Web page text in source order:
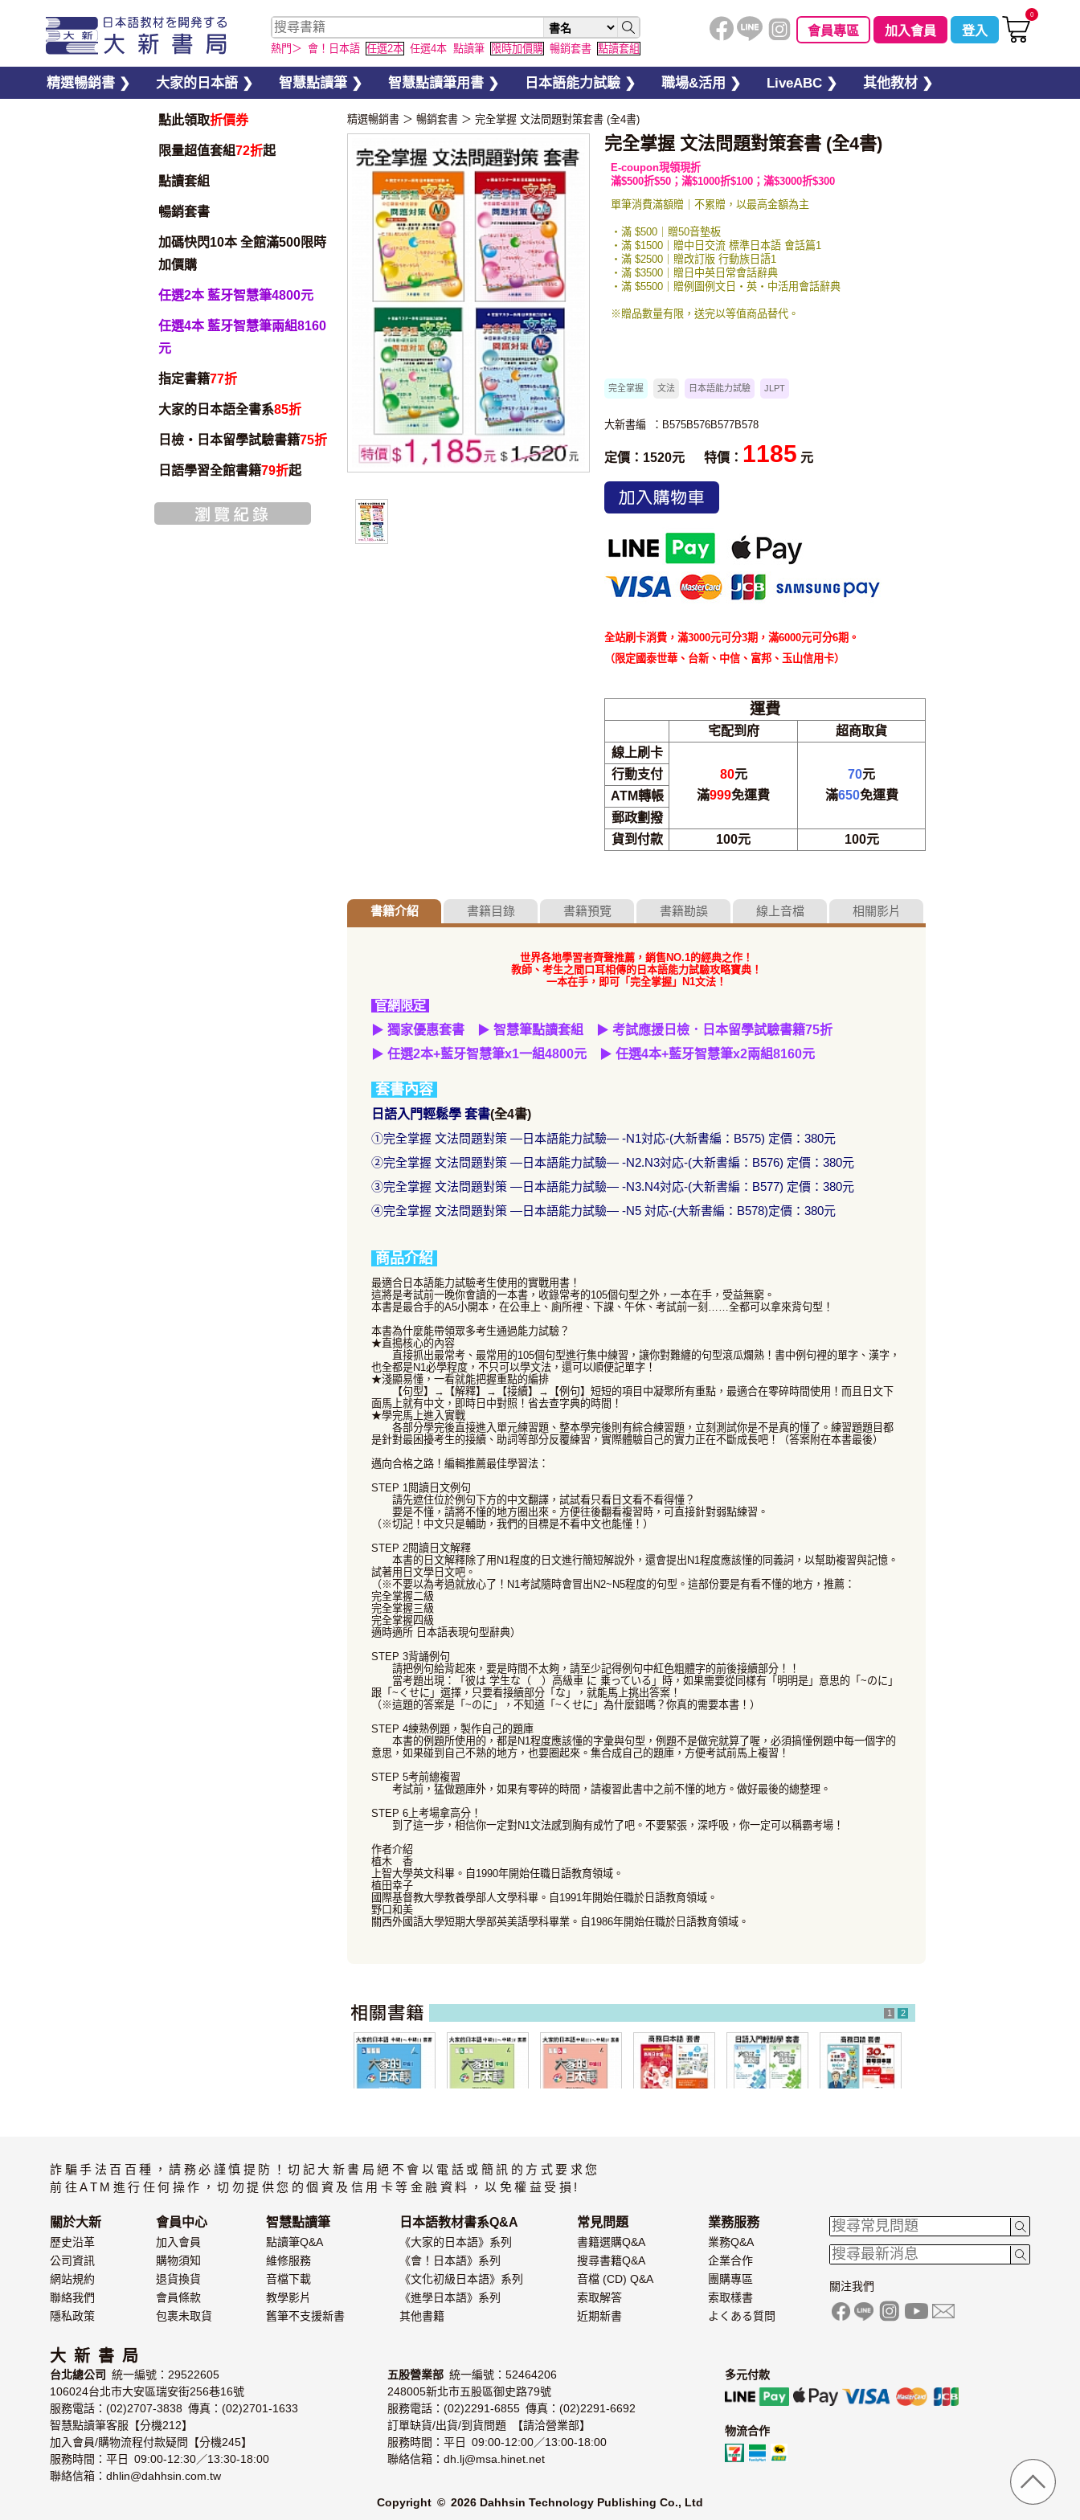
熱門＞ 會！日本語 任選2本 任選4本 點讀筆 限時加價購 暢銷套書 點讀套組
會員專區 加入會員 登入
0
精選暢銷書 ❯ 大家的日本語 ❯ 智慧點讀筆 ❯ 智慧點讀筆用書 ❯ 日本語能力試驗 ❯ 職場&活用 ❯ LiveABC ❯ 其他教材 ❯
點此領取折價券
限量超值套組72折起
點讀套組
暢銷套書
加碼快閃10本 全館滿500限時
加價購
任選2本 藍牙智慧筆4800元
任選4本 藍牙智慧筆兩組8160
元
指定書籍77折
大家的日本語全書系85折
日檢・日本留學試驗書籍75折
日語學習全館書籍79折起
精選暢銷書 ＞ 暢銷套書 ＞ 完全掌握 文法問題對策套書 (全4書)
完全掌握 文法問題對策套書 (全4書)
E-coupon現領現折
滿$500折$50；滿$1000折$100；滿$3000折$300
單筆消費滿額贈｜不累贈，以最高金額為主
・滿 $500｜贈50音墊板
・滿 $1500｜贈中日交流 標準日本語 會話篇1
・滿 $2500｜贈改訂版 行動族日語1
・滿 $3500｜贈日中英日常會話辭典
・滿 $5500｜贈例圖例文日・英・中活用會話辭典
※贈品數量有限，送完以等值商品替代。
完全掌握 文法 日本語能力試驗 JLPT
大新書編 ：B575B576B577B578
定價：1520元 特價： 1185 元
全站刷卡消費，滿3000元可分3期，滿6000元可分6期。
（限定國泰世華、台新、中信、富邦、玉山信用卡）
運費
宅配到府
超商取貨
線上刷卡
80元
滿999免運費
70元
滿650免運費
行動支付
ATM轉帳
郵政劃撥
貨到付款
100元 100元
書籍介紹 書籍目錄 書籍預覽 書籍勘誤 線上音檔 相關影片
世界各地學習者齊聲推薦，銷售NO.1的經典之作！
教師、考生之間口耳相傳的日本語能力試驗攻略寶典！
一本在手，即可「完全掌握」N1文法！
官網限定
▶ 獨家優惠套書 ▶ 智慧筆點讀套組 ▶ 考試應援日檢．日本留學試驗書籍75折
▶ 任選2本+藍牙智慧筆x1一組4800元 ▶ 任選4本+藍牙智慧筆x2兩組8160元
套書內容
日語入門輕鬆學 套書(全4書)
①完全掌握 文法問題對策 —日本語能力試驗— -N1対応-(大新書編：B575) 定價：380元
②完全掌握 文法問題對策 —日本語能力試驗— -N2.N3対応-(大新書編：B576) 定價：380元
③完全掌握 文法問題對策 —日本語能力試驗— -N3.N4対応-(大新書編：B577) 定價：380元
④完全掌握 文法問題對策 —日本語能力試驗— -N5 対応-(大新書編：B578)定價：380元
商品介紹
最適合日本語能力試驗考生使用的實戰用書！
這將是考試前一晚你會讀的一本書，收錄常考的105個句型之外，一本在手，受益無窮。
本書是最合手的A5小開本，在公車上、廁所裡、下課、午休、考試前一刻……全都可以拿來背句型！
本書為什麼能帶領眾多考生通過能力試驗？
★直搗核心的內容
直接抓出最常考、最常用的105個句型進行集中練習，讓你對難纏的句型滾瓜爛熟！書中例句裡的單字、漢字，
也全都是N1必學程度，不只可以學文法，還可以順便記單字！
★淺顯易懂，一看就能把握重點的編排
【句型】→【解釋】→【接續】→【例句】短短的項目中凝聚所有重點，最適合在零碎時間使用！而且日文下
面馬上就有中文，即時日中對照！省去查字典的時間！
★學完馬上進入實戰
各部分學完後直接進入單元練習題、整本學完後則有綜合練習題，立刻測試你是不是真的懂了。練習題題目都
是針對最困擾考生的接續、助詞等部分反覆練習，實際體驗自己的實力正在不斷成長吧！（答案附在本書最後）
邁向合格之路！編輯推薦最佳學習法：
STEP 1閱讀日文例句
請先遮住位於例句下方的中文翻譯，試試看只看日文看不看得懂？
要是不懂，請將不懂的地方圈出來。方便往後翻看複習時，可直接針對弱點練習。
（※切記！中文只是輔助，我們的目標是不看中文也能懂！）
STEP 2閱讀日文解釋
本書的日文解釋除了用N1程度的日文進行簡短解說外，還會提出N1程度應該懂的同義詞，以幫助複習與記憶。
試著用日文學日文吧。
（※不要以為考過就放心了！N1考試隨時會冒出N2~N5程度的句型。這部份要是有看不懂的地方，推薦：
完全掌握二級
完全掌握三級
完全掌握四級
適時適所 日本語表現句型辭典）
STEP 3背誦例句
請把例句給背起來，要是時間不太夠，請至少記得例句中紅色粗體字的前後接續部分！！
當考題出現：「彼は 学生な（ ）高級車 に 乗っている」時，如果需要從同樣有「明明是」意思的「~のに」
跟「~くせに」選擇，只要看接續部分「な」，就能馬上挑出答案！
（※這題的答案是「~のに」，不知道「~くせに」為什麼錯嗎？你真的需要本書！）
STEP 4練熟例題，製作自己的題庫
本書的例題所使用的，都是N1程度應該懂的字彙與句型，例題不是做完就算了喔，必須搞懂例題中每一個字的
意思，如果碰到自己不熟的地方，也要圈起來。集合成自己的題庫，方便考試前馬上複習！
STEP 5考前總複習
考試前，猛做題庫外，如果有零碎的時間，請複習此書中之前不懂的地方。做好最後的總整理。
STEP 6上考場拿高分！
到了這一步，相信你一定對N1文法感到胸有成竹了吧。不要緊張，深呼吸，你一定可以稱霸考場！
作者介紹
植木 香
上智大學英文科畢。自1990年開始任職日語教育領域。
植田幸子
國際基督教大學教養學部人文學科畢。自1991年開始任職於日語教育領域。
野口和美
關西外國語大學短期大學部英美語學科畢業。自1986年開始任職於日語教育領域。
1 2
級 I ～ II( 全 3 書
) 套書
IV 中級 ( 全 3 書
) 套書
級 III ～ IV( 全 3
書 ) 套書
詐騙手法百百種，請務必謹慎提防！切記大新書局絕不會以電話或簡訊的方式要求您
前往ATM進行任何操作，切勿提供您的個資及信用卡等金融資料，以免權益受損!
關於大新
歷史沿革
公司資訊
網站規約
聯絡我們
隱私政策
會員中心
加入會員
購物須知
退貨換貨
會員條款
包裹未取貨
智慧點讀筆
點讀筆Q&A
維修服務
音檔下載
教學影片
舊筆不支援新書
日本語教材書系Q&A
《大家的日本語》系列
《會！日本語》系列
《文化初級日本語》系列
《進學日本語》系列
其他書籍
常見問題
書籍選購Q&A
搜尋書籍Q&A
音檔 (CD) Q&A
索取解答
近期新書
業務服務
業務Q&A
企業合作
團購專區
索取樣書
よくある質問
關注我們
大 新 書 局
台北總公司 統一編號：29522605
106024台北市大安區瑞安街256巷16號
服務電話：(02)2707-3838 傳真：(02)2701-1633
智慧點讀筆客服【分機212】
加入會員/購物流程付款疑問【分機245】
服務時間：平日 09:00-12:30／13:30-18:00
聯絡信箱：dhlin@dahhsin.com.tw
五股營業部 統一編號：52464206
248005新北市五股區御史路79號
服務電話：(02)2291-6855 傳真：(02)2291-6692
訂單缺貨/出貨/到貨問題 【請洽營業部】
服務時間：平日 09:00-12:00／13:00-18:00
聯絡信箱：dh.lj@msa.hinet.net
多元付款
物流合作
Copyright © 2026 Dahhsin Technology Publishing Co., Ltd